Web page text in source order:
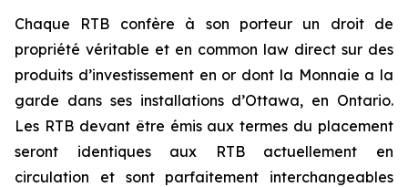
Chaque RTB confère à son porteur un droit de
propriété véritable et en common law direct sur des
produits d’investissement en or dont la Monnaie a la
garde dans ses installations d’Ottawa, en Ontario.
Les RTB devant être émis aux termes du placement
seront identiques aux RTB actuellement en
circulation et sont parfaitement interchangeables